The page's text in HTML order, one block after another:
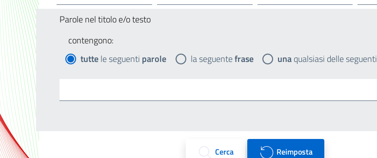
Parole nel titolo e/o testo
contengono:
tuttele seguenti parole la seguentefrase unaqualsiasi delle seguenti
Cerca Reimposta